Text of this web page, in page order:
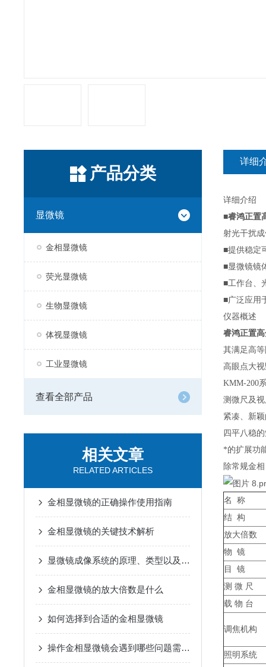
产品分类
显微镜
金相显微镜
荧光显微镜
生物显微镜
体视显微镜
工业显微镜
查看全部产品
相关文章
RELATED ARTICLES
金相显微镜的正确操作使用指南
金相显微镜的关键技术解析
显微镜成像系统的原理、类型以及应用
金相显微镜的放大倍数是什么
如何选择到合适的金相显微镜
操作金相显微镜会遇到哪些问题需要解决
详细
详细介绍
■睿鸿正置
射光干扰
■提供稳定
■显微镜镜
■工作台、
■广泛应用
仪器概述
睿鸿正置
其满足高
高眼点大
KMM-200
测微尺及
紧凑、新
四平八稳
*的扩展功
除常规金
名 称
结 构
放大倍数
物 镜
目 镜
测 微 尺
载 物 台
调焦机构
照明系统